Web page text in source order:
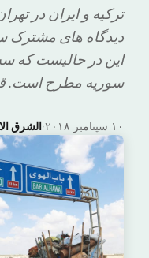
ترکیه و ایران در
دیدگاه های مشترک
این در حالیست که
سوریه مطرح است.
الشرق· ۱۰ سپتامبر ۲۰۱۸